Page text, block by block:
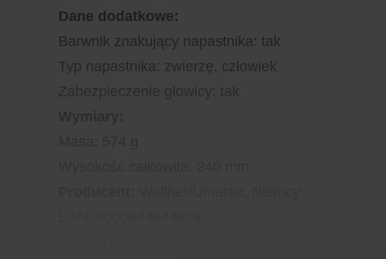
Dane dodatkowe:
Barwnik znakujący napastnika: tak
Typ napastnika: zwierzę, człowiek
Zabezpieczenie głowicy: tak